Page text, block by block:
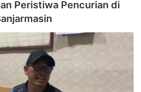
Peristiwa Pencurian di